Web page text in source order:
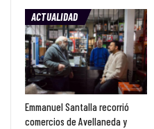
ACTUALIDAD
Emmanuel Santalla recorrió
comercios de Avellaneda y